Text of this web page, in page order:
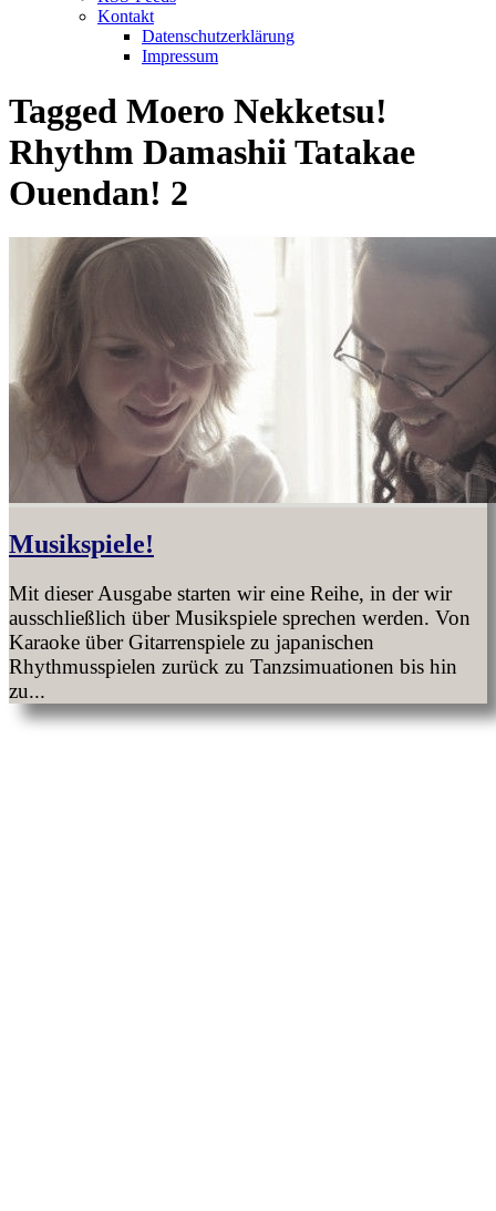
Kontakt
Datenschutzerklärung
Impressum
Tagged Moero Nekketsu!
Rhythm Damashii Tatakae
Ouendan! 2
Musikspiele!
Mit dieser Ausgabe starten wir eine Reihe, in der wir
ausschließlich über Musikspiele sprechen werden. Von
Karaoke über Gitarrenspiele zu japanischen
Rhythmusspielen zurück zu Tanzsimuationen bis hin
zu...